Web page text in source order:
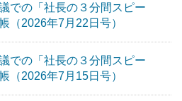
での「社長の３分間スピー
（2026年7月22日号）
での「社長の３分間スピー
（2026年7月15日号）